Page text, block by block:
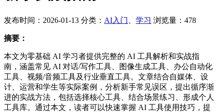
发布时间：2026-01-13 分类： AI入门 学习 浏览量：478
摘要：
本文为零基础 AI 学习者提供完整的 AI 工具解析和实战指
南，涵盖常见 AI 对话/写作工具、图像生成工具、办公自动化
工具、视频/音频工具及行业垂直工具。文章结合自媒体、设
计、运营和学生等实际案例，分析新手常见误区，提出循序渐
进的实战方法，包括选择核心工具、结合场景练习、形成个人
工具库。通过本文，读者可以快速掌握 AI 工具使用技巧，提